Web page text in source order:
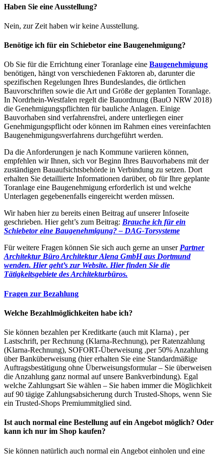
Haben Sie eine Ausstellung?
Nein, zur Zeit haben wir keine Ausstellung.
Benötige ich für ein Schiebetor eine Baugenehmigung?
Ob Sie für die Errichtung einer Toranlage eine Baugenehmigung
benötigen, hängt von verschiedenen Faktoren ab, darunter die
spezifischen Regelungen Ihres Bundeslandes, die örtlichen
Bauvorschriften sowie die Art und Größe der geplanten Toranlage.
In Nordrhein-Westfalen regelt die Bauordnung (BauO NRW 2018)
die Genehmigungspflichten für bauliche Anlagen. Einige
Bauvorhaben sind verfahrensfrei, andere unterliegen einer
Genehmigungspflicht oder können im Rahmen eines vereinfachten
Baugenehmigungsverfahrens durchgeführt werden.
Da die Anforderungen je nach Kommune variieren können,
empfehlen wir Ihnen, sich vor Beginn Ihres Bauvorhabens mit der
zuständigen Bauaufsichtsbehörde in Verbindung zu setzen. Dort
erhalten Sie detaillierte Informationen darüber, ob für Ihre geplante
Toranlage eine Baugenehmigung erforderlich ist und welche
Unterlagen gegebenenfalls eingereicht werden müssen.
Wir haben hier zu bereits einen Beitrag auf unserer Infoseite
geschrieben. Hier geht’s zum Beitrag: Brauche ich für ein
Schiebetor eine Baugenehmigung? – DAG-Torsysteme
Für weitere Fragen können Sie sich auch gerne an unser Partner
Architektur Büro Architektur Alena GmbH aus Dortmund
wenden. Hier geht’s zur Website. Hier finden Sie die
Tätigkeitsgebiete des Architekturbüros.
Fragen zur Bezahlung
Welche Bezahlmöglichkeiten habe ich?
Sie können bezahlen per Kreditkarte (auch mit Klarna) , per
Lastschrift, per Rechnung (Klarna-Rechnung), per Ratenzahlung
(Klarna-Rechnung), SOFORT-Überweisung ,per 50% Anzahlung
über Banküberweisung (hier erhalten Sie eine Standardmäßige
Auftragsbestätigung ohne Überweisungsformular – Sie überweisen
die Anzahlung ganz normal auf unsere Bankverbindung). Egal
welche Zahlungsart Sie wählen – Sie haben immer die Möglichkeit
auf 90 tägige Zahlungsabsicherung durch Trusted-Shops, wenn Sie
ein Trusted-Shops Premiummitglied sind.
Ist auch normal eine Bestellung auf ein Angebot möglich? Oder
kann ich nur im Shop kaufen?
Sie können natürlich auch normal ein Angebot einholen und eine